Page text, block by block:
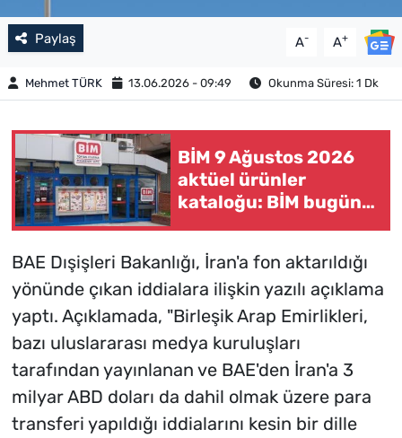
Paylaş A- A+
Mehmet TÜRK 13.06.2026 - 09:49 Okunma Süresi: 1 Dk
BİM 9 Ağustos 2026
aktüel ürünler
kataloğu: BİM bugün
ürünler indirimde?
BAE Dışişleri Bakanlığı, İran'a fon aktarıldığı
yönünde çıkan iddialara ilişkin yazılı açıklama
yaptı. Açıklamada, "Birleşik Arap Emirlikleri,
bazı uluslararası medya kuruluşları
tarafından yayınlanan ve BAE'den İran'a 3
milyar ABD doları da dahil olmak üzere para
transferi yapıldığı iddialarını kesin bir dille